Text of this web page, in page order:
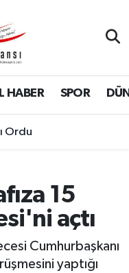
HABER SPOR
Ordu
15
açtı
Cumhurbaşkanı
yaptığı
Fikstür